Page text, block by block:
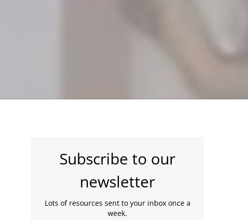
Subscribe to our
newsletter
Lots of resources sent to your inbox once a
week.